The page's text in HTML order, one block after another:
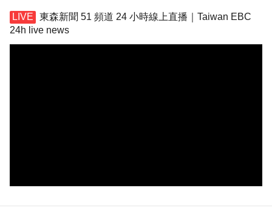
東森新聞 51 頻道 24 小時線上直播｜Taiwan EBC
24h live news